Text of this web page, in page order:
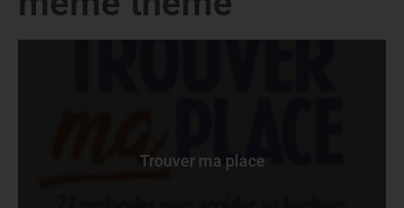
Trouver ma place